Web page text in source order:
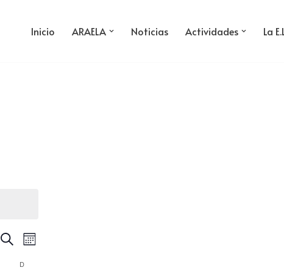
Inicio ARAELA Noticias Actividades La
Navegación
BuscarNavegación
Mes
D